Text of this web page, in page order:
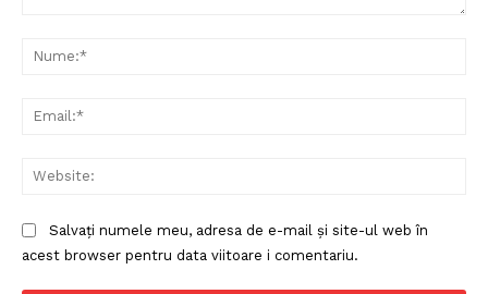
Salvați numele meu, adresa de e-mail și site-ul web în
acest browser pentru data viitoare i comentariu.